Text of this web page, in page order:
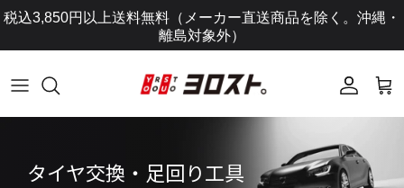
コ
テ
ツ
に
税込3,850円以上送料無料（メーカー直送商品を除く。沖縄・
離島対象外）
タイヤ交換・足回り工具